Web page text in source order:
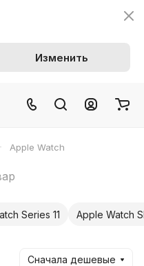
Изменить
Apple Watch
Series 11 Apple Watch
Сначала дешевые